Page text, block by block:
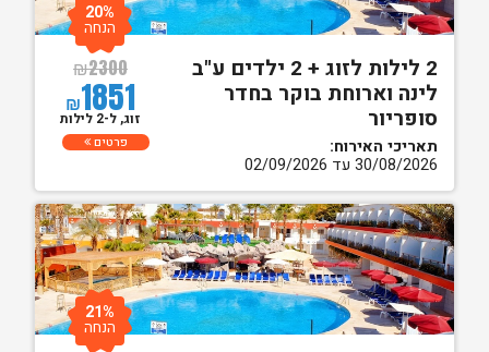
2 לילות לזוג + 2 ילדים ע"ב
לינה וארוחת בוקר בחדר
סופריור
תאריכי האירוח:
30/08/2026 עד 02/09/2026
₪2300
₪1851
20%
הנחה
זוג, ל-2 לילות
פרטים
21%
הנחה